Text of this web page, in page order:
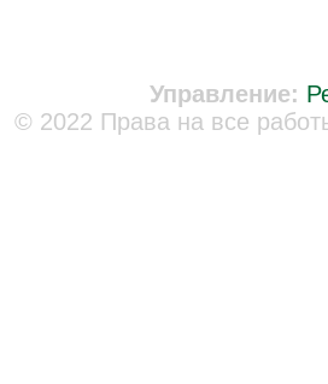
Управление:
© 2022 Права на все